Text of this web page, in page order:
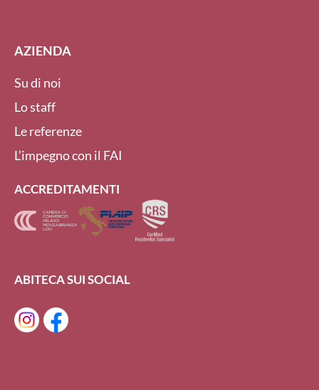
AZIENDA
Su di noi
Lo staff
Le referenze
L’impegno con il FAI
ACCREDITAMENTI
ABITECA SUI SOCIAL